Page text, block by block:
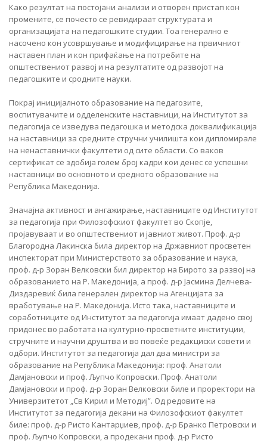
Како резултат на постојани анализи и отворен пристап кон
промените, се почесто се ревидираат структурата и
организацијата на педагошките студии. Тоа генерално е
насочено кон усовршување и модифицирање на првичниот
наставен план и кон прифаќање на потребите на
општествениот развој и на резултатите од развојот на
педагошките и сродните науки.
Покрај иницијалното образование на педагозите,
воспитувачите и одделенските наставници, на Институтот за
педагогија се изведува педагошка и методска доквалификација
на наставници за средните стручни училишта кои дипломирале
на ненаставнички факултети од сите области. Со ваков
сертификат се здобија голем број кадри кои денес се успешни
наставници во основното и средното образование на
Република Македонија.
Значајна активност и ангажирање, наставниците од Институтот
за педагогија при Филозофскиот факултет во Скопје,
пројавуваат и во општествениот и јавниот живот. Проф. д-р
Благородна Лакинска била директор на Државниот просветен
инспекторат при Министерството за образование и наука,
проф. д-р Зоран Велковски бил директор на Бирото за развој на
образованието на Р. Македонија, а проф. д-р Јасмина Делчева-
Диздаревиќ била генерален директор на Агенцијата за
вработување на Р. Македонија. Исто така, наставниците и
соработниците од Институтот за педагогија имаат дадено свој
придонес во работата на културно-просветните институции,
стручните и научни друштва и во повеќе редакциски совети и
одбори. Институтот за педагогија дал два министри за
образование на Република Македонија: проф. Анатоли
Дамјановски и проф. Љупчо Копровски. Проф. Анатоли
Дамјановски и проф. д-р Зоран Велковски биле и проректори на
Универзитетот „Св Кирил и Методиј”. Од редовите на
Институтот за педагогија декани на Филозофскиот факултет
биле: проф. д-р Ристо Кантарџиев, проф. д-р Бранко Петровски и
проф. Љупчо Копровски, а продекани проф. д-р Ристо